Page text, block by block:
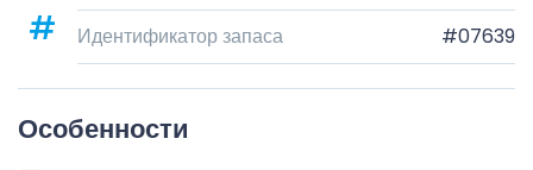
Идентификатор запаса
#07639
Особенности